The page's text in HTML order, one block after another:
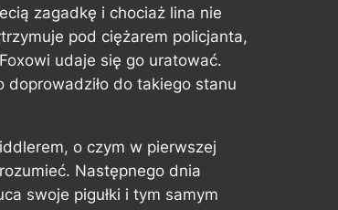
zagadkę i chociaż lina nie
pod ciężarem policjanta,
udaje się go uratować.
doprowadziło do takiego stanu
o czym w pierwszej
Następnego dnia
swoje pigułki i tym samym